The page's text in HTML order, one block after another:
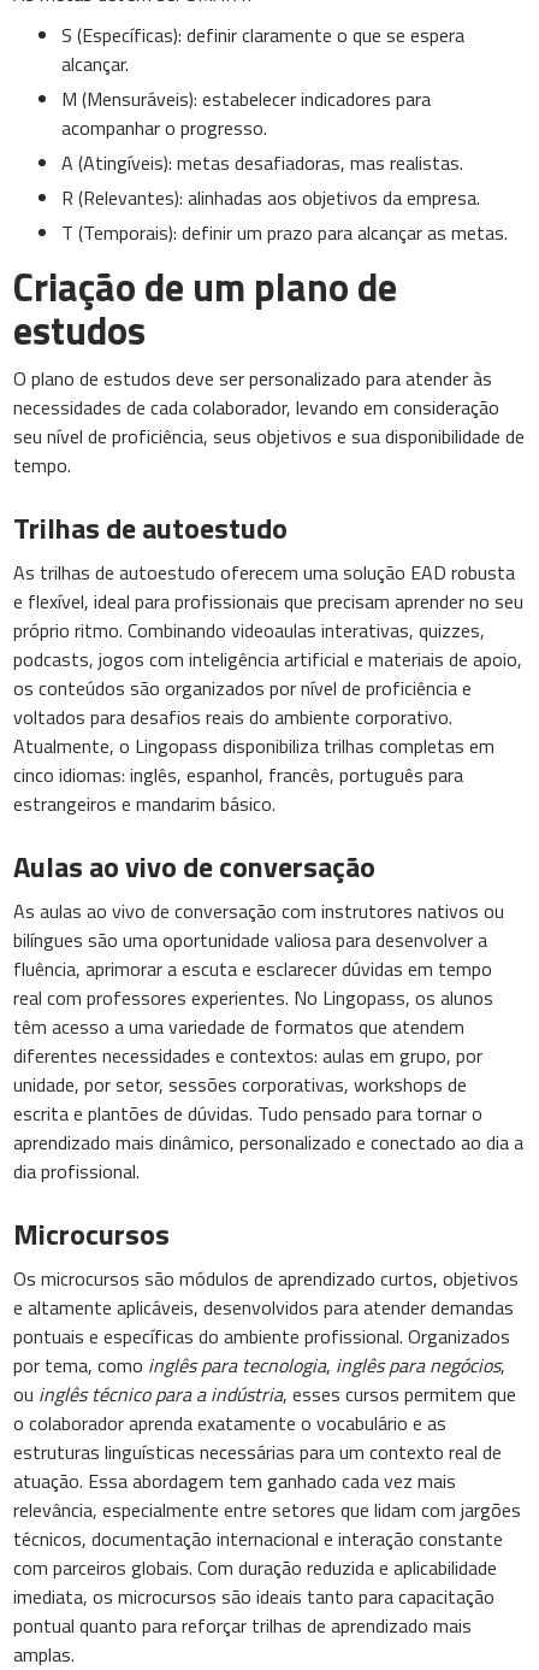
S (Específicas): definir claramente o que se espera
alcançar.
M (Mensuráveis): estabelecer indicadores para
acompanhar o progresso.
A (Atingíveis): metas desafiadoras, mas realistas.
R (Relevantes): alinhadas aos objetivos da empresa.
T (Temporais): definir um prazo para alcançar as metas.
Criação de um plano de
estudos
O plano de estudos deve ser personalizado para atender às
necessidades de cada colaborador, levando em consideração
seu nível de proficiência, seus objetivos e sua disponibilidade de
tempo.
Trilhas de autoestudo
As trilhas de autoestudo oferecem uma solução EAD robusta
e flexível, ideal para profissionais que precisam aprender no seu
próprio ritmo. Combinando videoaulas interativas, quizzes,
podcasts, jogos com inteligência artificial e materiais de apoio,
os conteúdos são organizados por nível de proficiência e
voltados para desafios reais do ambiente corporativo.
Atualmente, o Lingopass disponibiliza trilhas completas em
cinco idiomas: inglês, espanhol, francês, português para
estrangeiros e mandarim básico.
Aulas ao vivo de conversação
As aulas ao vivo de conversação com instrutores nativos ou
bilíngues são uma oportunidade valiosa para desenvolver a
fluência, aprimorar a escuta e esclarecer dúvidas em tempo
real com professores experientes. No Lingopass, os alunos
têm acesso a uma variedade de formatos que atendem
diferentes necessidades e contextos: aulas em grupo, por
unidade, por setor, sessões corporativas, workshops de
escrita e plantões de dúvidas. Tudo pensado para tornar o
aprendizado mais dinâmico, personalizado e conectado ao dia a
dia profissional.
Microcursos
Os microcursos são módulos de aprendizado curtos, objetivos
e altamente aplicáveis, desenvolvidos para atender demandas
pontuais e específicas do ambiente profissional. Organizados
por tema, como inglês para tecnologia, inglês para negócios,
ou inglês técnico para a indústria, esses cursos permitem que
o colaborador aprenda exatamente o vocabulário e as
estruturas linguísticas necessárias para um contexto real de
atuação. Essa abordagem tem ganhado cada vez mais
relevância, especialmente entre setores que lidam com jargões
técnicos, documentação internacional e interação constante
com parceiros globais. Com duração reduzida e aplicabilidade
imediata, os microcursos são ideais tanto para capacitação
pontual quanto para reforçar trilhas de aprendizado mais
amplas.